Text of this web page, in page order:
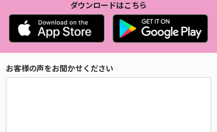
ダウンロードはこちら
お客様の声をお聞かせください